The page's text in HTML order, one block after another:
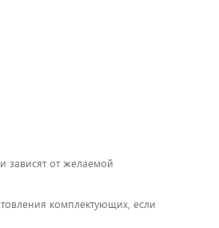
зависят от желаемой
комплектующих, если